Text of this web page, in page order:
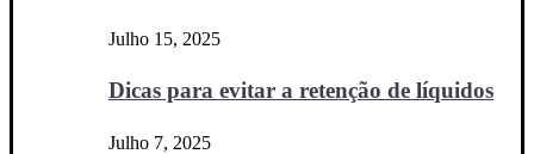
Julho 15, 2025
Dicas para evitar a retenção de líquidos
Julho 7, 2025